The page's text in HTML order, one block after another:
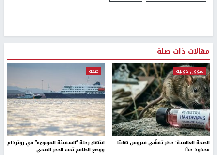
مقالات ذات صلة
شؤون دولية
الصحة العالمية: خطر تفشّي فيروس هانتا
محدود جدًا
صحة
انتهاء رحلة “السفينة الموبوءة” في روتردام
ووضع الطاقم تحت الحجر الصحي